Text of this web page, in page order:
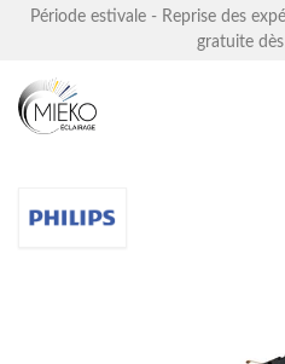
Période estivale - Reprise des
gratuite dès